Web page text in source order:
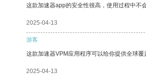
这款加速器app的安全性很高，使用过程中不
2025-04-13
游客
这款加速器VPM应用程序可以给你提供全球覆
2025-04-13